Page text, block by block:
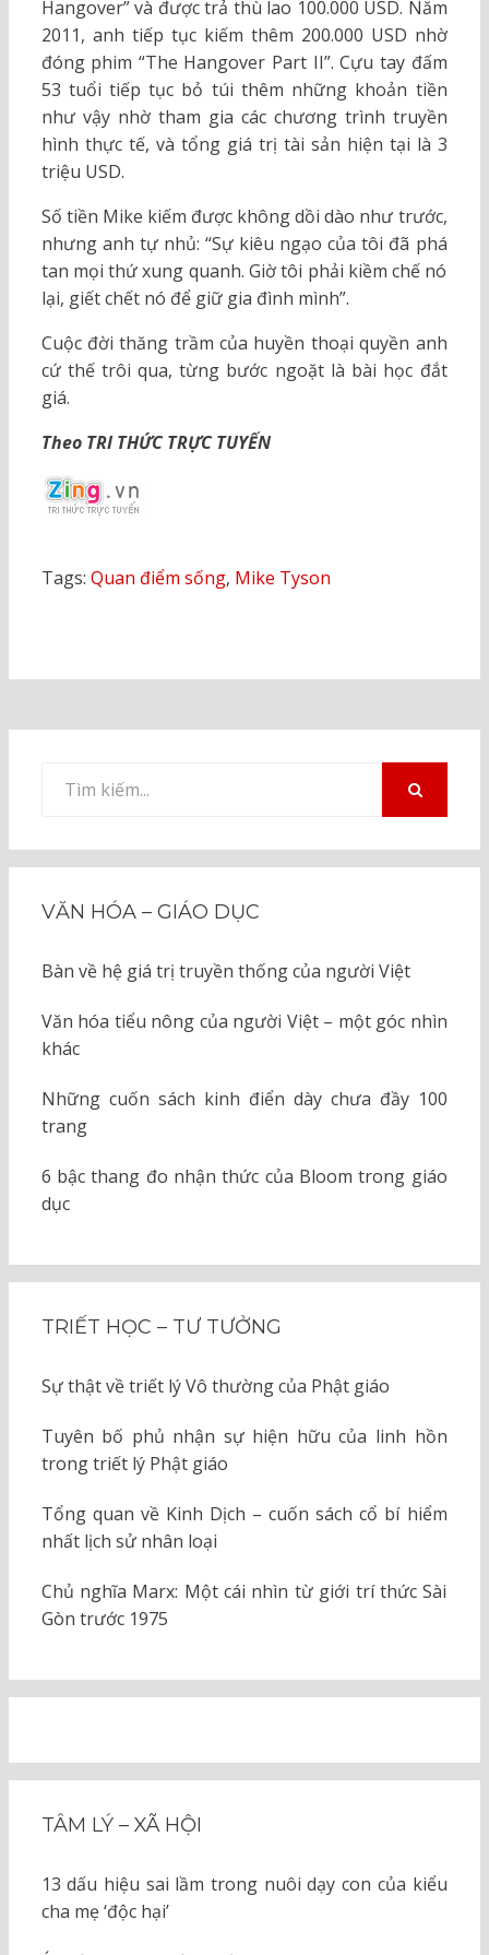
Hangover” và được trả thù lao 100.000 USD. Năm
2011, anh tiếp tục kiếm thêm 200.000 USD nhờ
đóng phim “The Hangover Part II”. Cựu tay đấm
53 tuổi tiếp tục bỏ túi thêm những khoản tiền
như vậy nhờ tham gia các chương trình truyền
hình thực tế, và tổng giá trị tài sản hiện tại là 3
triệu USD.
Số tiền Mike kiếm được không dồi dào như trước,
nhưng anh tự nhủ: “Sự kiêu ngạo của tôi đã phá
tan mọi thứ xung quanh. Giờ tôi phải kiềm chế nó
lại, giết chết nó để giữ gia đình mình”.
Cuộc đời thăng trầm của huyền thoại quyền anh
cứ thế trôi qua, từng bước ngoặt là bài học đắt
giá.
Theo TRI THỨC TRỰC TUYẾN
Tags: Quan điểm sống, Mike Tyson
kiếm
VĂN HÓA – GIÁO DỤC
Bàn về hệ giá trị truyền thống của người Việt
Văn hóa tiểu nông của người Việt – một góc nhìn
khác
Những cuốn sách kinh điển dày chưa đầy 100
trang
6 bậc thang đo nhận thức của Bloom trong giáo
dục
TRIẾT HỌC – TƯ TƯỞNG
Sự thật về triết lý Vô thường của Phật giáo
Tuyên bố phủ nhận sự hiện hữu của linh hồn
trong triết lý Phật giáo
Tổng quan về Kinh Dịch – cuốn sách cổ bí hiểm
nhất lịch sử nhân loại
Chủ nghĩa Marx: Một cái nhìn từ giới trí thức Sài
Gòn trước 1975
TÂM LÝ – XÃ HỘI
13 dấu hiệu sai lầm trong nuôi dạy con của kiểu
cha mẹ ‘độc hại’